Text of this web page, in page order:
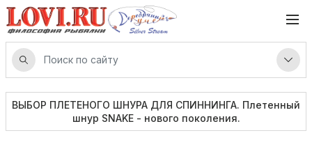
ВЫБОР ПЛЕТЕНОГО ШНУРА ДЛЯ СПИННИНГА. Плетенный
шнур SNAKE - нового поколения.